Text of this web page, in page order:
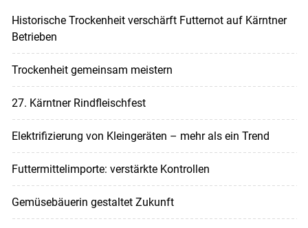
Historische Trockenheit verschärft Futternot auf Kärntner
Betrieben
Trockenheit gemeinsam meistern
27. Kärntner Rindfleischfest
Elektrifizierung von Kleingeräten – mehr als ein Trend
Futtermittelimporte: verstärkte Kontrollen
Gemüsebäuerin gestaltet Zukunft